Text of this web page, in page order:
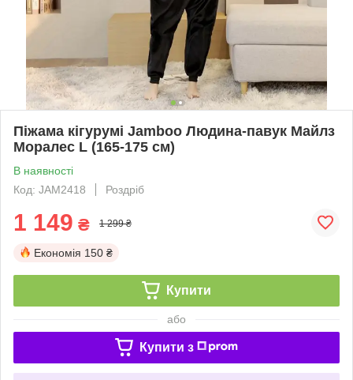
Піжама кігурумі Jamboo Людина-павук Майлз
Моралес L (165-175 см)
В наявності
Код: JAM2418
Роздріб
1 149 ₴ 1 299 ₴
Економія 150 ₴
Купити
або
Купити з